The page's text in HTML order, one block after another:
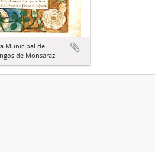
Municipal de
de Monsaraz